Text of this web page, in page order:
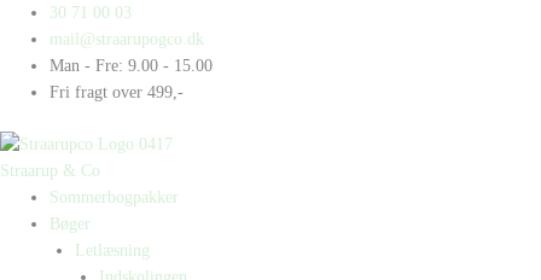
indholdet
30 71 00 03
mail@straarupogco.dk
Man - Fre: 9.00 - 15.00
Fri fragt over 499,-
Straarup & Co
Sommerbogpakker
Bøger
Letlæsning
Products
search
Products
search